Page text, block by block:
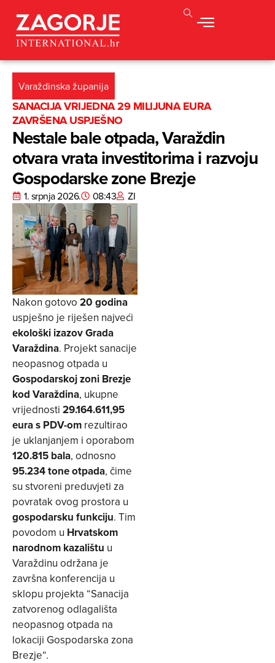
Varaždinska županija
SANACIJA VRIJEDNA 29 MILIJUNA EURA
ZAVRŠENA USPJEŠNO
Nestale bale otpada, Varaždin
otvara vrata investitorima i razvoju
Gospodarske zone Brezje
1. srpnja 2026. 08:43 ZI
Nakon gotovo 20 godina
uspješno je riješen najveći
ekološki izazov Grada
Varaždina. Projekt sanacije
neopasnog otpada u
Gospodarskoj zoni Brezje
kod Varaždina, ukupne
vrijednosti 29.164.611,95
eura s PDV-om rezultirao
je uklanjanjem i oporabom
120.815 bala, odnosno
95.234 tone otpada, čime
su stvoreni preduvjeti za
povratak ovog prostora u
gospodarsku funkciju. Tim
povodom u Hrvatskom
narodnom kazalištu u
Varaždinu održana je
završna konferencija u
sklopu projekta “Sanacija
zatvorenog odlagališta
neopasnog otpada na
lokaciji Gospodarska zona
Brezje“.